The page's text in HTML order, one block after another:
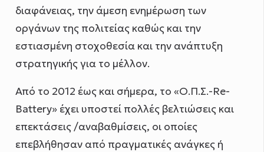
διαφάνειας, την άμεση ενημέρωση των
οργάνων της πολιτείας καθώς και την
εστιασμένη στοχοθεσία και την ανάπτυξη
στρατηγικής για το μέλλον.
Από το 2012 έως και σήμερα, το «Ο.Π.Σ.-Re-
Battery» έχει υποστεί πολλές βελτιώσεις και
επεκτάσεις /αναβαθμίσεις, οι οποίες
επεβλήθησαν από πραγματικές ανάγκες ή